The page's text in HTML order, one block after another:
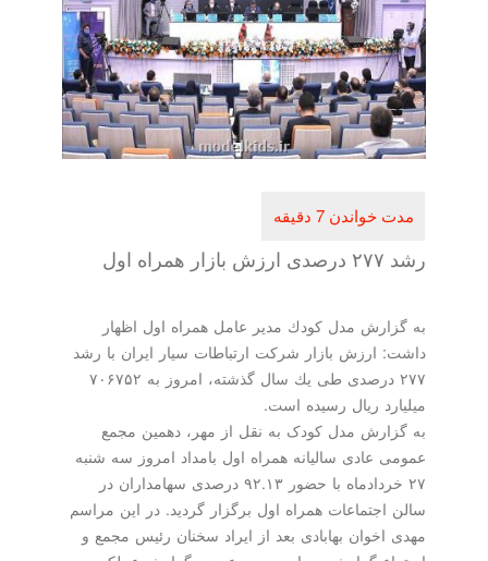
به گزارش مدل كودك مدیر عامل همراه اول اظهار
داشت: ارزش بازار شركت ارتباطات سیار ایران با رشد
۲۷۷ درصدی طی یك سال گذشته، امروز به ۷۰۶۷۵۲
میلیارد ریال رسیده است.
به گزارش مدل کودک به نقل از مهر، دهمین مجمع
عمومی عادی سالیانه همراه اول بامداد امروز سه شنبه
۲۷ خردادماه با حضور ۹۲.۱۳ درصدی سهامداران در
سالن اجتماعات همراه اول برگزار گردید. در این مراسم
مهدی اخوان بهابادی بعد از ایراد سخنان رئیس مجمع و